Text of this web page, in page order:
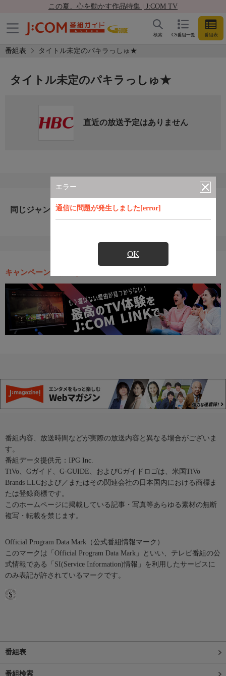
この夏、心を動かす作品特集 | J:COM TV
CS番組一覧 番組表
検索
番組表 タイトル未定のパキラっしゅ★
エラー
通信に問題が発生しました[error]
OK
タイトル未定のパキラっしゅ★
直近の放送予定はありません
同じジャンルのおすすめ番組
キャンペーン・お得な情報
番組内容、放送時間などが実際の放送内容と異なる場合がございま
す。
番組データ提供元：IPG Inc.
TiVo、Gガイド、G-GUIDE、およびGガイドロゴは、米国TiVo
Brands LLCおよび／またはその関連会社の日本国内における商標ま
たは登録商標です。
このホームページに掲載している記事・写真等あらゆる素材の無断
複写・転載を禁じます。
Official Program Data Mark（公式番組情報マーク）
このマークは「Official Program Data Mark」といい、テレビ番組の公
式情報である「SI(Service Information)情報」を利用したサービスに
のみ表記が許されているマークです。
番組表
番組検索